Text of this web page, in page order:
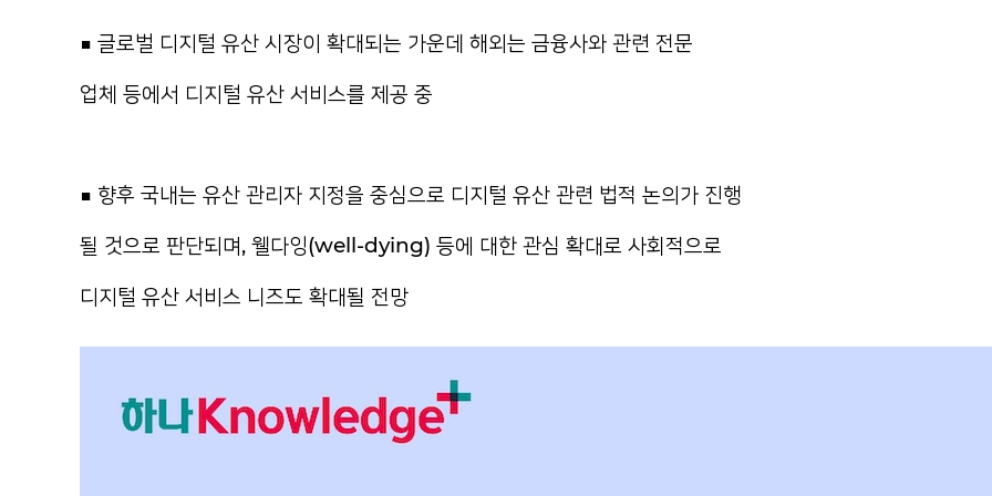
■ 글로벌 디지털 유산 시장이 확대되는 가운데 해외는 금융사와 관련 전문
업체 등에서 디지털 유산 서비스를 제공 중
■ 향후 국내는 유산 관리자 지정을 중심으로 디지털 유산 관련 법적 논의가 진행
될 것으로 판단되며, 웰다잉(well-dying) 등에 대한 관심 확대로 사회적으로
디지털 유산 서비스 니즈도 확대될 전망